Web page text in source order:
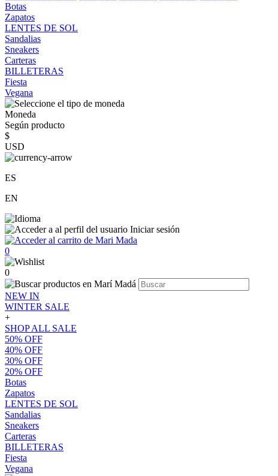
Botas
Zapatos
LENTES DE SOL
Sandalias
Sneakers
Carteras
BILLETERAS
Fiesta
Vegana
Moneda
Según producto
$
USD
ES
EN
Iniciar sesión
0
0
NEW IN
WINTER SALE
+
SHOP ALL SALE
50% OFF
40% OFF
30% OFF
20% OFF
Botas
Zapatos
LENTES DE SOL
Sandalias
Sneakers
Carteras
BILLETERAS
Fiesta
Vegana